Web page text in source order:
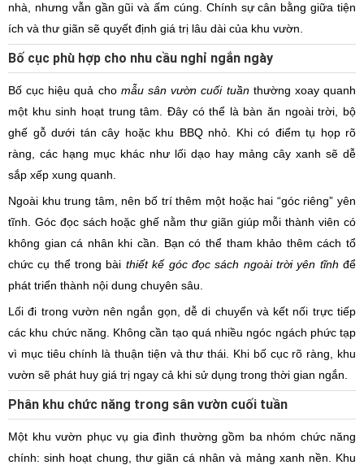
nhà, nhưng vẫn gần gũi và ấm cúng. Chính sự cân bằng giữa tiện
ích và thư giãn sẽ quyết định giá trị lâu dài của khu vườn.
Bố cục phù hợp cho nhu cầu nghỉ ngắn ngày
Bố cục hiệu quả cho mẫu sân vườn cuối tuầnthường xoay quanh
một khu sinh hoạt trung tâm. Đây có thể là bàn ăn ngoài trời, bộ
ghế gỗ dưới tán cây hoặc khu BBQ nhỏ. Khi có điểm tụ họp rõ
ràng, các hạng mục khác như lối dạo hay mảng cây xanh sẽ dễ
sắp xếp xung quanh.
Ngoài khu trung tâm, nên bố trí thêm một hoặc hai “góc riêng” yên
tĩnh. Góc đọc sách hoặc ghế nằm thư giãn giúp mỗi thành viên có
không gian cá nhân khi cần. Bạn có thể tham khảo thêm cách tổ
chức cụ thể trong bài thiết kế góc đọc sách ngoài trời yên tĩnh để
phát triển thành nội dung chuyên sâu.
Lối đi trong vườn nên ngắn gọn, dễ di chuyển và kết nối trực tiếp
các khu chức năng. Không cần tạo quá nhiều ngóc ngách phức tạp
vì mục tiêu chính là thuận tiện và thư thái. Khi bố cục rõ ràng, khu
vườn sẽ phát huy giá trị ngay cả khi sử dụng trong thời gian ngắn.
Phân khu chức năng trong sân vườn cuối tuần
Một khu vườn phục vụ gia đình thường gồm ba nhóm chức năng
chính: sinh hoạt chung, thư giãn cá nhân và mảng xanh nền. Khu